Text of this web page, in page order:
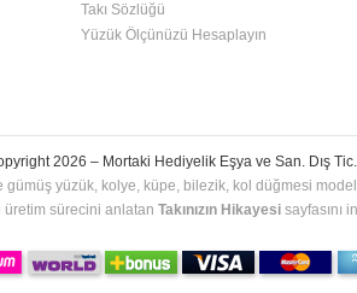
Takı Sözlüğü
Yüzük Ölçünüzü Hesaplayın
2026 – Mortaki Hediyelik Eşya ve San. Dış
gümüş yüzük, kolye, küpe, bilezik, kol düğmesi
üretim sürecini anlatan Takınızın Hikayesi sayfasını